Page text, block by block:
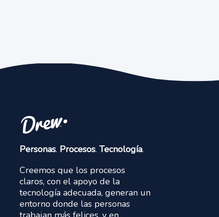
Personas. Procesos. Tecnología.
Creemos que los procesos
claros, con el apoyo de la
tecnología adecuada, generan un
entorno donde las personas